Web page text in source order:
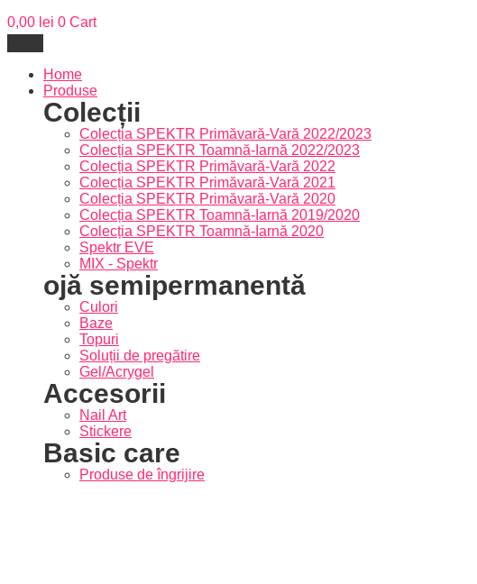
0,00 lei 0 Cart
Home
Produse
Colecții
Colecția SPEKTR Primăvară-Vară 2022/2023
Colecția SPEKTR Toamnă-Iarnă 2022/2023
Colecția SPEKTR Primăvară-Vară 2022
Colecția SPEKTR Primăvară-Vară 2021
Colecția SPEKTR Primăvară-Vară 2020
Colecția SPEKTR Toamnă-Iarnă 2019/2020
Colecția SPEKTR Toamnă-Iarnă 2020
Spektr EVE
MIX - Spektr
ojă semipermanentă
Culori
Baze
Topuri
Soluții de pregătire
Gel/Acrygel
Accesorii
Nail Art
Stickere
Basic care
Produse de îngrijire